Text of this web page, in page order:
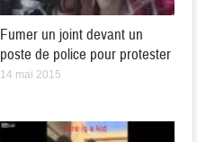
Fumer un joint devant un
poste de police pour protester
14 mai 2015